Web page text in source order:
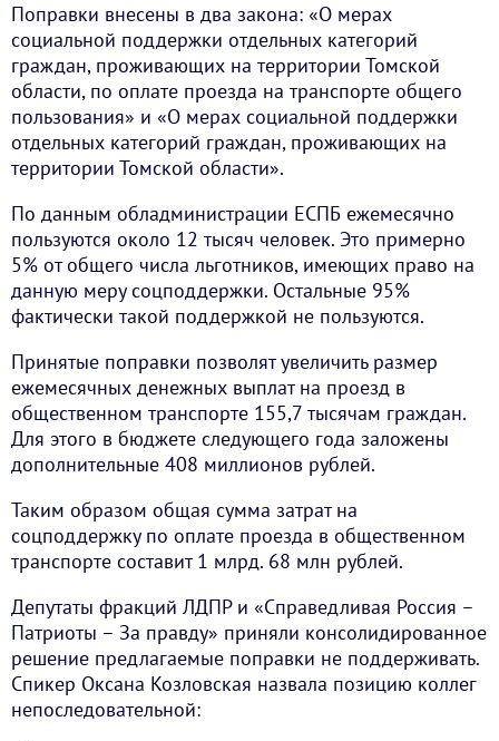
Поправки внесены в два закона: «О мерах
социальной поддержки отдельных категорий
граждан, проживающих на территории Томской
области, по оплате проезда на транспорте общего
пользования» и «О мерах социальной поддержки
отдельных категорий граждан, проживающих на
территории Томской области».
По данным обладминистрации ЕСПБ ежемесячно
пользуются около 12 тысяч человек. Это примерно
5% от общего числа льготников, имеющих право на
данную меру соцподдержки. Остальные 95%
фактически такой поддержкой не пользуются.
Принятые поправки позволят увеличить размер
ежемесячных денежных выплат на проезд в
общественном транспорте 155,7 тысячам граждан.
Для этого в бюджете следующего года заложены
дополнительные 408 миллионов рублей.
Таким образом общая сумма затрат на
соцподдержку по оплате проезда в общественном
транспорте составит 1 млрд. 68 млн рублей.
Депутаты фракций ЛДПР и «Справедливая Россия –
Патриоты – За правду» приняли консолидированное
решение предлагаемые поправки не поддерживать.
Спикер Оксана Козловская назвала позицию коллег
непоследовательной: